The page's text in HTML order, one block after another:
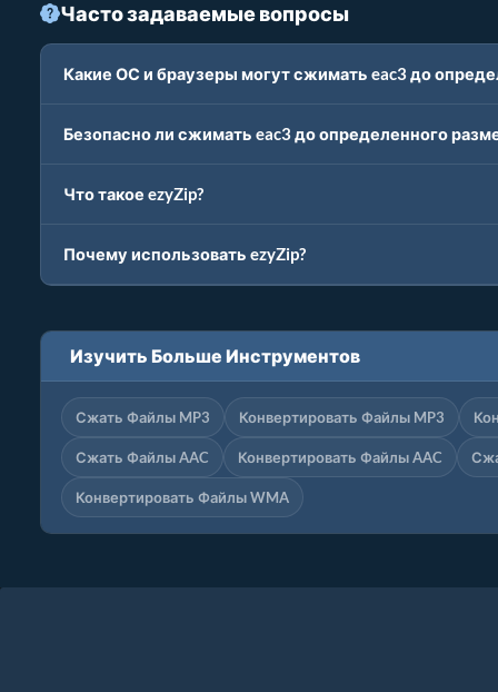
Часто задаваемые вопросы
Какие ОС и браузеры могут сжимать eac3 до
Безопасно ли сжимать eac3 до определенного
Что такое ezyZip?
Почему использовать ezyZip?
Изучить Больше Инструментов
Сжать Файлы MP3 Конвертировать Файлы MP3
Сжать Файлы AAC Конвертировать Файлы AAC
Конвертировать Файлы WMA